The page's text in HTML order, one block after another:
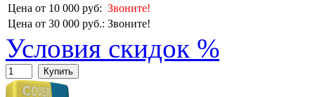
Цена от 10 000 руб: Звоните!
Цена от 30 000 руб.: Звоните!
Условия скидок %
Купить